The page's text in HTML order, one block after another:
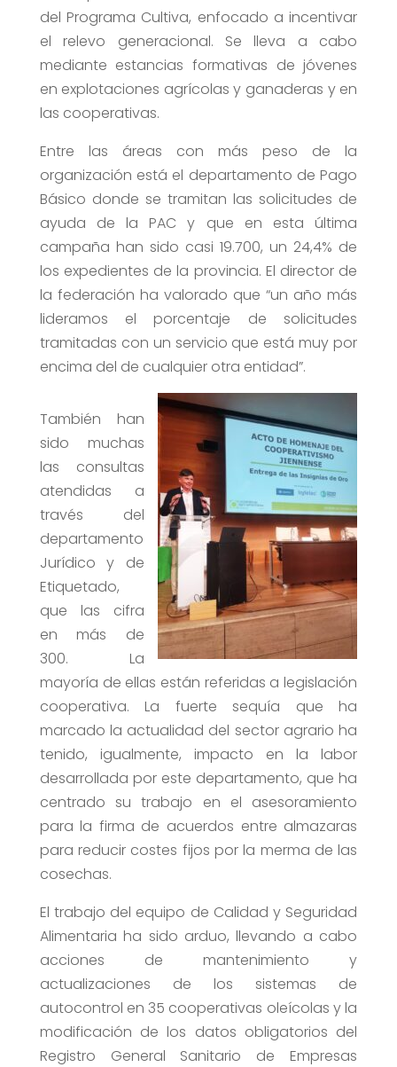
del Programa Cultiva, enfocado a incentivar
el relevo generacional. Se lleva a cabo
mediante estancias formativas de jóvenes
en explotaciones agrícolas y ganaderas y en
las cooperativas.
Entre las áreas con más peso de la
organización está el departamento de Pago
Básico donde se tramitan las solicitudes de
ayuda de la PAC y que en esta última
campaña han sido casi 19.700, un 24,4% de
los expedientes de la provincia. El director de
la federación ha valorado que “un año más
lideramos el porcentaje de solicitudes
tramitadas con un servicio que está muy por
encima del de cualquier otra entidad”.
También han
sido muchas
las consultas
atendidas a
través del
departamento
Jurídico y de
Etiquetado,
que las cifra
en más de
300. La
mayoría de ellas están referidas a legislación
cooperativa. La fuerte sequía que ha
marcado la actualidad del sector agrario ha
tenido, igualmente, impacto en la labor
desarrollada por este departamento, que ha
centrado su trabajo en el asesoramiento
para la firma de acuerdos entre almazaras
para reducir costes fijos por la merma de las
cosechas.
El trabajo del equipo de Calidad y Seguridad
Alimentaria ha sido arduo, llevando a cabo
acciones de mantenimiento y
actualizaciones de los sistemas de
autocontrol en 35 cooperativas oleícolas y la
modificación de los datos obligatorios del
Registro General Sanitario de Empresas